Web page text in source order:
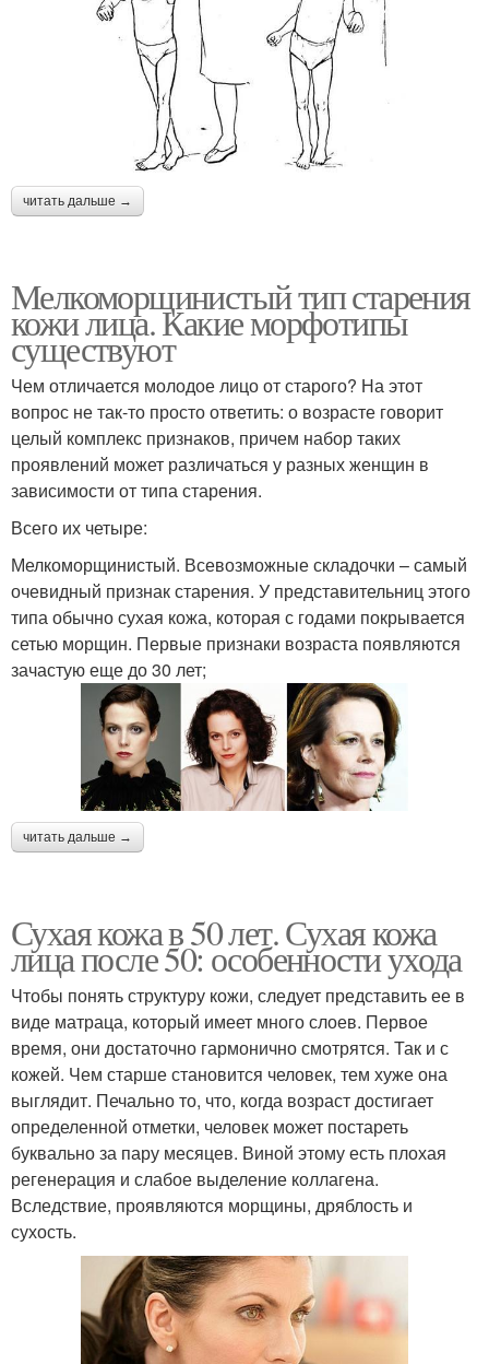
читать дальше →
Мелкоморщинистый тип старения
кожи лица. Какие морфотипы
существуют
Чем отличается молодое лицо от старого? На этот
вопрос не так-то просто ответить: о возрасте говорит
целый комплекс признаков, причем набор таких
проявлений может различаться у разных женщин в
зависимости от типа старения.
Всего их четыре:
Мелкоморщинистый. Всевозможные складочки – самый
очевидный признак старения. У представительниц этого
типа обычно сухая кожа, которая с годами покрывается
сетью морщин. Первые признаки возраста появляются
зачастую еще до 30 лет;
читать дальше →
Сухая кожа в 50 лет. Сухая кожа
лица после 50: особенности ухода
Чтобы понять структуру кожи, следует представить ее в
виде матраца, который имеет много слоев. Первое
время, они достаточно гармонично смотрятся. Так и с
кожей. Чем старше становится человек, тем хуже она
выглядит. Печально то, что, когда возраст достигает
определенной отметки, человек может постареть
буквально за пару месяцев. Виной этому есть плохая
регенерация и слабое выделение коллагена.
Вследствие, проявляются морщины, дряблость и
сухость.